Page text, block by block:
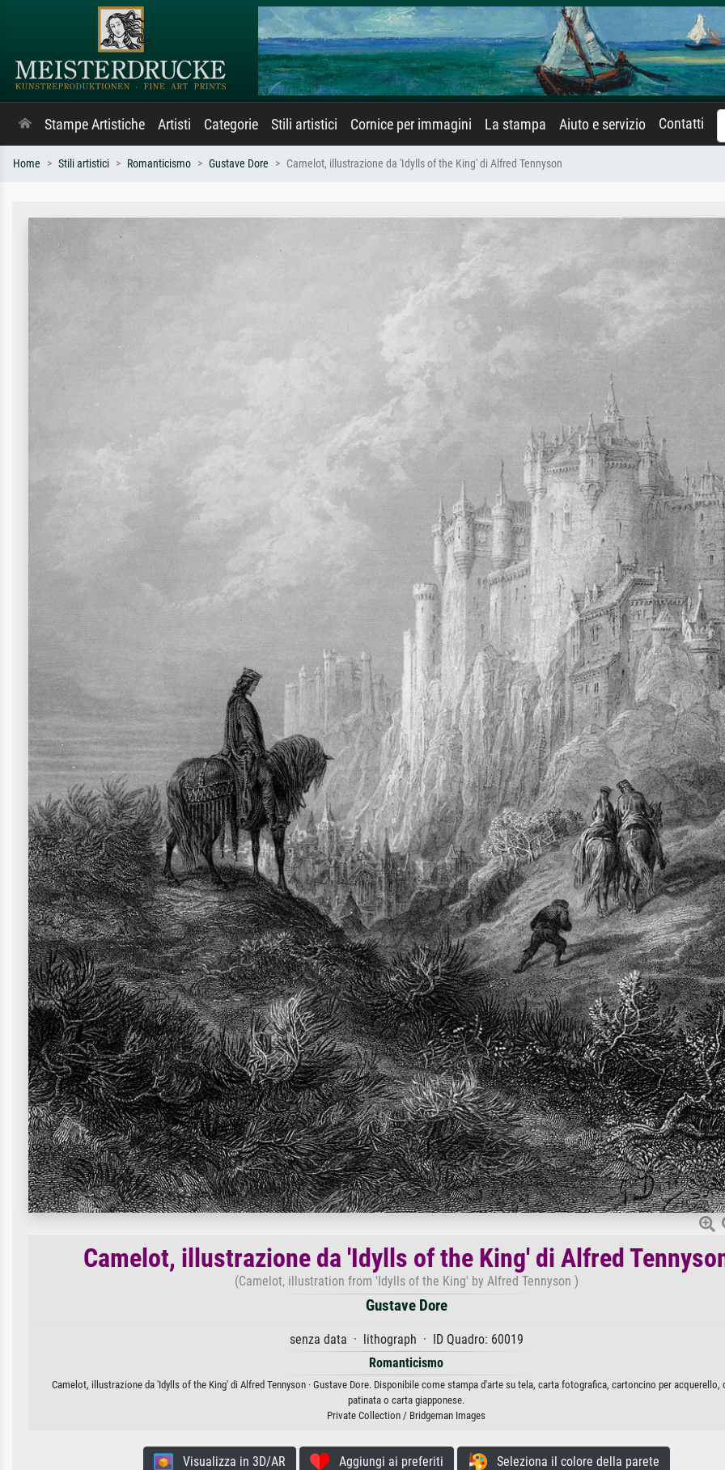
Stampe Artistiche Artisti Categorie Stili artistici Cornice per immagini La stampa Aiuto e servizio Contatti
Home Stili artistici Romanticismo Gustave Dore Camelot, illustrazione da 'Idylls of the King' di Alfred Tennyson
Camelot, illustrazione da 'Idylls of the King' di Alfred
(Camelot, illustration from 'Idylls of the King' by Alfred Tennyson )
Gustave Dore
senza data · lithograph · ID Quadro: 60019
Romanticismo
Camelot, illustrazione da 'Idylls of the King' di Alfred Tennyson · Gustave Dore. Disponibile come stampa d'arte su tela, carta fotografica, cartoncino per acquerello,
patinata o carta giapponese.
Private Collection / Bridgeman Images
Visualizza in 3D/AR Aggiungi ai preferiti Seleziona il colore della parete